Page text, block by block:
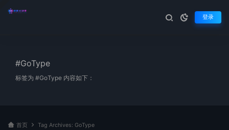
登录
#GoType
标签为 #GoType 内容如下：
首页 Tag Archives: GoType